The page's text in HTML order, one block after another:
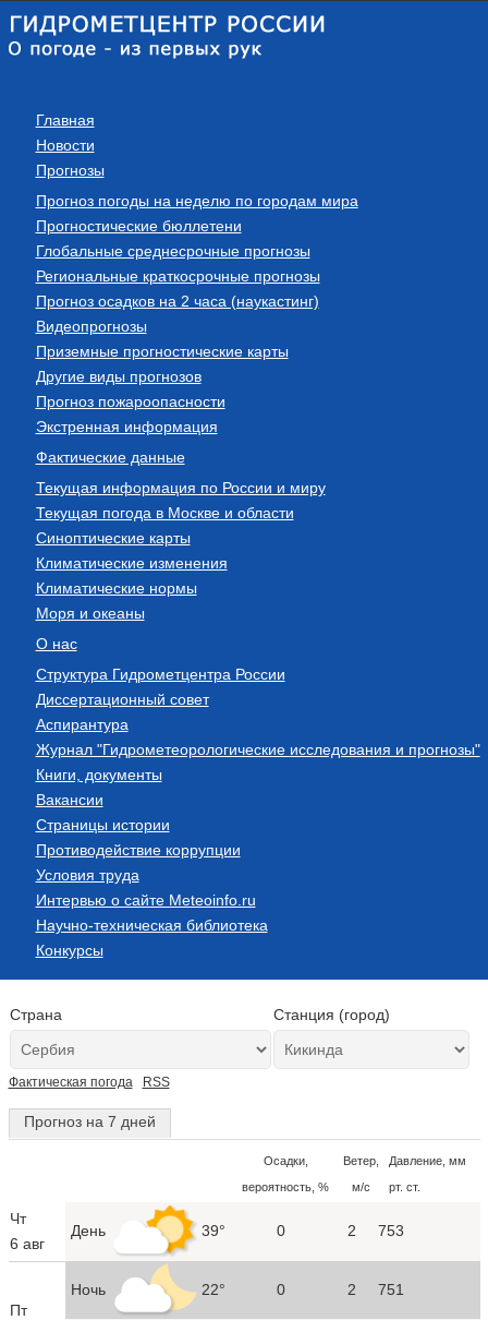
Главная
Новости
Прогнозы
Прогноз погоды на неделю по городам мира
Прогностические бюллетени
Глобальные среднесрочные прогнозы
Региональные краткосрочные прогнозы
Прогноз осадков на 2 часа (наукастинг)
Видеопрогнозы
Приземные прогностические карты
Другие виды прогнозов
Прогноз пожароопасности
Экстренная информация
Фактические данные
Текущая информация по России и миру
Текущая погода в Москве и области
Синоптические карты
Климатические изменения
Климатические нормы
Моря и океаны
О нас
Структура Гидрометцентра России
Диссертационный совет
Аспирантура
Журнал "Гидрометеорологические исследования и прогнозы"
Книги, документы
Вакансии
Страницы истории
Противодействие коррупции
Условия труда
Интервью о сайте Meteoinfo.ru
Научно-техническая библиотека
Конкурсы
Страна Станция (город)
Фактическая погода RSS
Прогноз на 7 дней
Осадки,
вероятность, %
Ветер,
м/с
Давление, мм
рт. ст.
Чт
6 авг
День 39° 0 2 753
Пт
Ночь 22° 0 2 751